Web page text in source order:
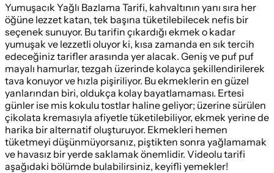
Yumuşacık Yağlı Bazlama Tarifi, kahvaltının yanı sıra her
öğüne lezzet katan, tek başına tüketilebilecek nefis bir
seçenek sunuyor. Bu tarifin çıkardığı ekmek o kadar
yumuşak ve lezzetli oluyor ki, kısa zamanda en sık tercih
edeceğiniz tarifler arasında yer alacak. Geniş ve puf puf
mayalı hamurlar, tezgah üzerinde kolayca şekillendirilerek
tava konuyor ve hızla pişiriliyor. Bu ekmeklerin en güzel
yanlarından biri, oldukça kolay bayatlamaması. Ertesi
günler ise mis kokulu tostlar haline geliyor; üzerine sürülen
çikolata kremasıyla afiyetle tüketilebiliyor, ekmek yerine de
harika bir alternatif oluşturuyor. Ekmekleri hemen
tüketmeyi düşünmüyorsanız, piştikten sonra yağlamamak
ve havasız bir yerde saklamak önemlidir. Videolu tarifi
aşağıdaki bölümde bulabilirsiniz, keyifli yemekler!